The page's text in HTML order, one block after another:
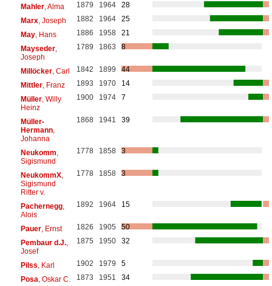
Mahler, Alma 1879 1964
28
Marx, Joseph 1882 1964
25
May, Hans 1886 1958
21
Mayseder,
Joseph
1789 1863 8
Millöcker, Carl 1842 1899
44
Mittler, Franz 1893 1970
14
Müller, Willy
Heinz
1900 1974 7
Müller-
Hermann,
Johanna
1868 1941 39
Neukomm
Sigismund
1778 1858 3
NeukommX,
Sigismund
Ritter v.
1778 1858 3
Pachernegg,
Alois
1892 1964 15
Pauer, Ernst 1826 1905
50
Pembaur d.J.,
Josef
1875 1950 32
Pilss , Karl 1902 1979
5
Posa , Oskar C. 1873 1951
34